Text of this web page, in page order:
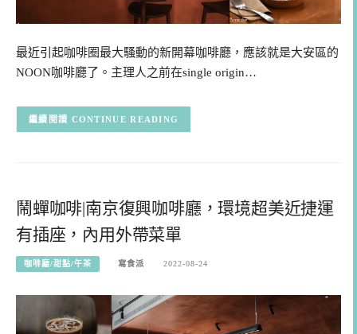
最近引起咖啡圈最大騷動的新開幕咖啡廳，應該就是大安區的
NOON咖啡廳了。主理人之前在single origin…
CONTINUE READING
鬧蟬咖啡|南京復興咖啡廳，環境超美近捷運
有插座，內用外帶菜單
咖啡廳/甜點/午茶 寫食派 2022-08-24